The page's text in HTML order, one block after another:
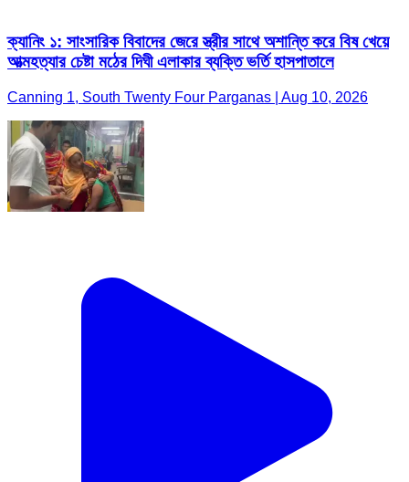
ক্যানিং ১: সাংসারিক বিবাদের জেরে স্ত্রীর সাথে অশান্তি করে বিষ খেয়ে
আত্মহত্যার চেষ্টা মঠের দিঘী এলাকার ব্যক্তি ভর্তি হাসপাতালে
Canning 1, South Twenty Four Parganas | Aug 10, 2026